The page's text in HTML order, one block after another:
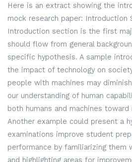
Here is an extract showing the
mock research paper: Introduction
Introduction section is the first
should flow from general
specific hypothesis. A sample
the impact of technology on
people with machines may
our understanding of human
both humans and machines
Another example could present a
examinations improve student
performance by familiarizing
and highlighting areas for